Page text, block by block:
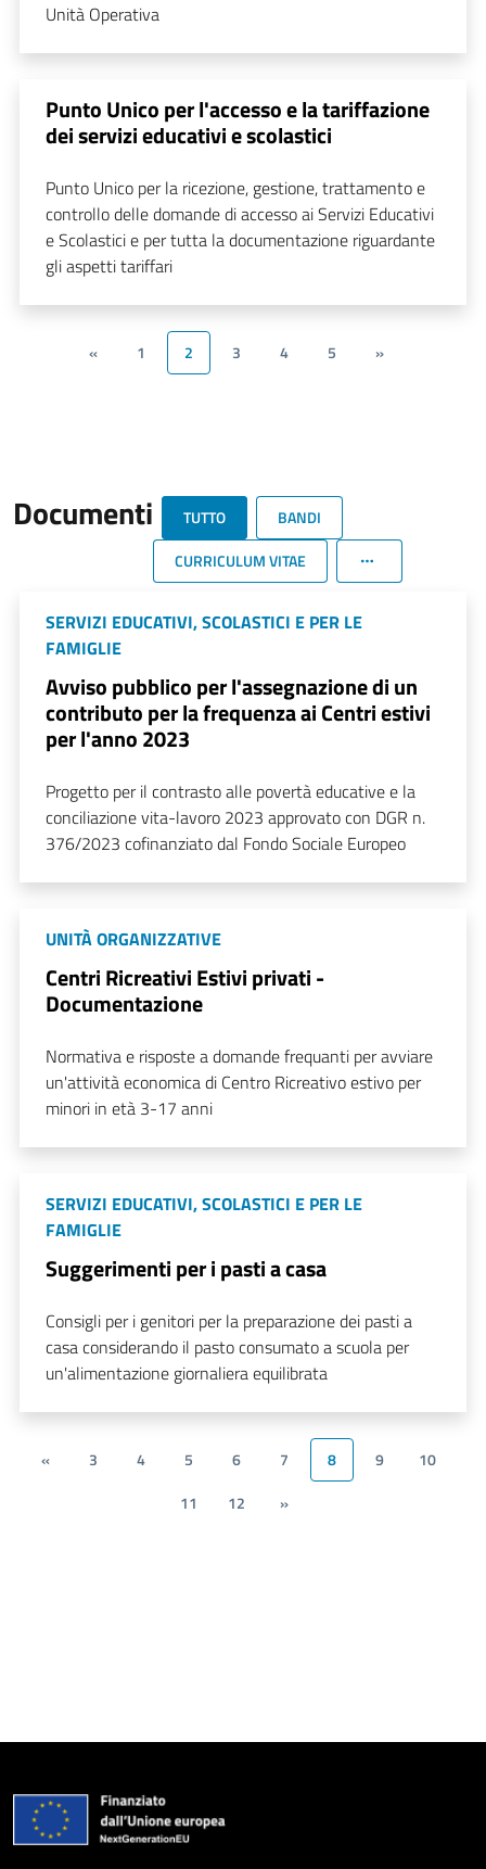
Unità Operativa
Punto Unico per l'accesso e la tariffazione
dei servizi educativi e scolastici
Punto Unico per la ricezione, gestione, trattamento e
controllo delle domande di accesso ai Servizi Educativi
e Scolastici e per tutta la documentazione riguardante
gli aspetti tariffari
« 1 2 3 4 5 »
Documenti TUTTO
BANDI
CURRICULUM VITAE
SERVIZI EDUCATIVI, SCOLASTICI E PER LE
FAMIGLIE
Avviso pubblico per l'assegnazione di un
contributo per la frequenza ai Centri estivi
per l'anno 2023
Progetto per il contrasto alle povertà educative e la
conciliazione vita-lavoro 2023 approvato con DGR n.
376/2023 cofinanziato dal Fondo Sociale Europeo
UNITÀ ORGANIZZATIVE
Centri Ricreativi Estivi privati -
Documentazione
Normativa e risposte a domande frequanti per avviare
un'attività economica di Centro Ricreativo estivo per
minori in età 3-17 anni
SERVIZI EDUCATIVI, SCOLASTICI E PER LE
FAMIGLIE
Suggerimenti per i pasti a casa
Consigli per i genitori per la preparazione dei pasti a
casa considerando il pasto consumato a scuola per
un'alimentazione giornaliera equilibrata
« 3 4 5 6 7 8 9
10
11
12 »